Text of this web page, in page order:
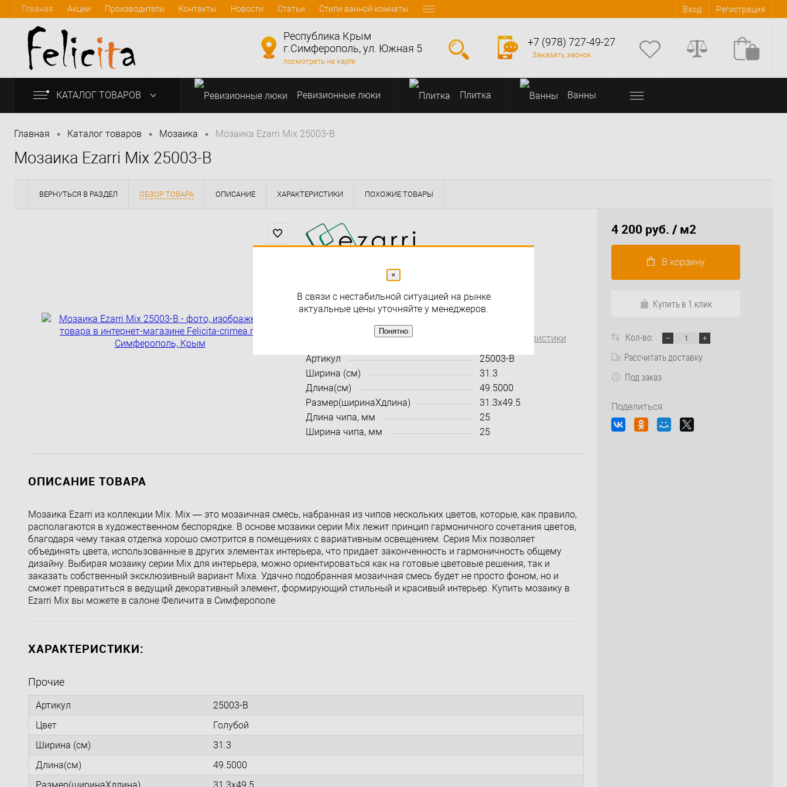
Главная Акции Производители Контакты Новости Статьи Стили ванной комнаты Вход Регистрация
info@felicita-crimea.ru
Республика Крым
г.Симферополь, ул. Южная 5
посмотреть на карте
+7 (978) 727-49-27
Заказать звонок
КАТАЛОГ ТОВАРОВ Ревизионные люки Плитка Bанны
Главная • Каталог товаров • Мозаика • Мозаика Ezarri Mix 25003-B
Мозаика Ezarri Mix 25003-B
ВЕРНУТЬСЯ В РАЗДЕЛ ОБЗОР ТОВАРА ОПИСАНИЕ ХАРАКТЕРИСТИКИ ПОХОЖИЕ ТОВАРЫ
РазделМозаика
Характеристики:
Все характеристики
Артикул
25003-В
Ширина (см)
31.3
Длина(см)
49.5000
Размер(ширинаXдлина)
31.3x49.5
Длина чипа, мм
25
Ширина чипа, мм
25
ОПИСАНИЕ ТОВАРА
Мозаика Ezarri из коллекции Mix. Mix — это мозаичная смесь, набранная из чипов нескольких цветов, которые, как правило,
располагаются в художественном беспорядке. В основе мозаики серии Mix лежит принцип гармоничного сочетания цветов,
благодаря чему такая отделка хорошо смотрится в помещениях с вариативным освещением. Серия Mix позволяет
объединять цвета, использованные в других элементах интерьера, что придает законченность и гармоничность общему
дизайну. Выбирая мозаику серии Mix для интерьера, можно ориентироваться как на готовые цветовые решения, так и
заказать собственный эксклюзивный вариант Mixa. Удачно подобранная мозаичная смесь будет не просто фоном, но и
сможет превратиться в ведущий декоративный элемент, формирующий стильный и красивый интерьер. Купить мозаику в
Ezarri Mix вы можете в салоне Феличита в Симферополе
ХАРАКТЕРИСТИКИ:
Прочие
Артикул
25003-В
Цвет
Голубой
Ширина (см)
31.3
Длина(см)
49.5000
4 200 руб. / м2
В корзину
Купить в 1 клик
Кол-во:
Рассчитать доставку
Под заказ
Поделиться
×
В связи с нестабильной ситуацией на рынке
актуальные цены уточняйте у менеджеров.
Понятно